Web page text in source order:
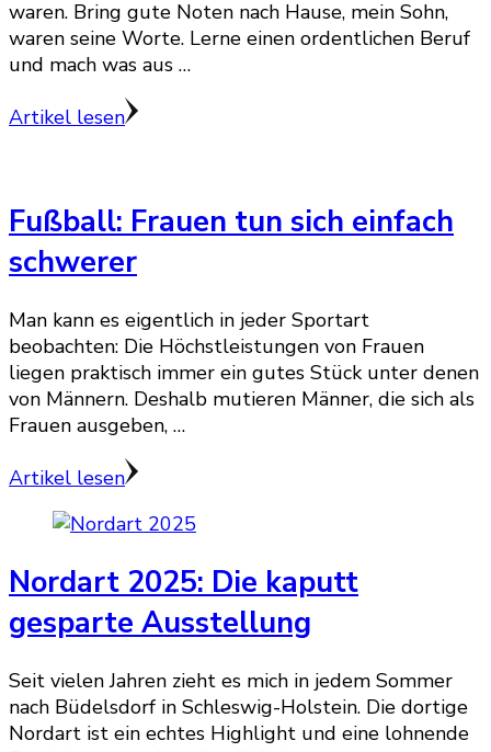
waren. Bring gute Noten nach Hause, mein Sohn,
waren seine Worte. Lerne einen ordentlichen Beruf
und mach was aus …
Artikel lesen
Fußball: Frauen tun sich einfach
schwerer
Man kann es eigentlich in jeder Sportart
beobachten: Die Höchstleistungen von Frauen
liegen praktisch immer ein gutes Stück unter denen
von Männern. Deshalb mutieren Männer, die sich als
Frauen ausgeben, …
Artikel lesen
Nordart 2025: Die kaputt
gesparte Ausstellung
Seit vielen Jahren zieht es mich in jedem Sommer
nach Büdelsdorf in Schleswig-Holstein. Die dortige
Nordart ist ein echtes Highlight und eine lohnende